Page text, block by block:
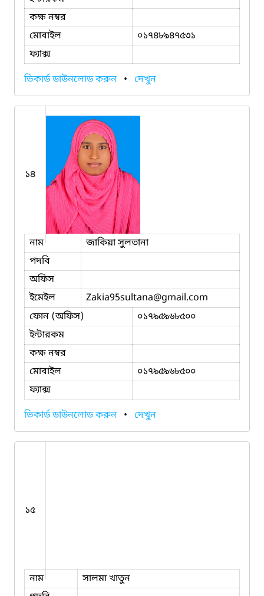
কক্ষ নম্বর
মোবাইল
০১৭৪৮৯৪৭৫৩১
ফ্যাক্স
ভিকার্ড ডাউনলোড করুন • দেখুন
১৪
নাম
জাকিয়া সুলতানা
পদবি
অফিস
ইমেইল
Zakia95sultana@gmail.com
ফোন (অফিস)
০১৭৯৫৯৬৮৫০০
ইন্টারকম
কক্ষ নম্বর
মোবাইল
০১৭৯৫৯৬৮৫০০
ফ্যাক্স
ভিকার্ড ডাউনলোড করুন • দেখুন
১৫
নাম
সালমা খাতুন